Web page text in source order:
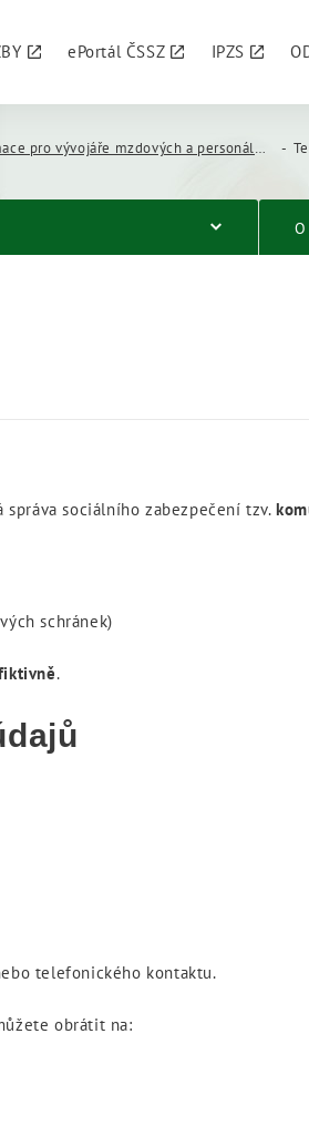
ePortál ČSSZ IPZS
pro vývojáře mzdových a personálních systémů
správa sociálního zabezpečení tzv.
schránek)
.
telefonického kontaktu.
obrátit na: